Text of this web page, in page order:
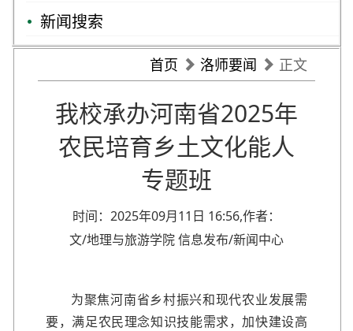
新闻搜索
首页 洛师要闻 正文
我校承办河南省2025年
农民培育乡土文化能人
专题班
时间：2025年09月11日 16:56,作者：
文/地理与旅游学院 信息发布/新闻中心
为聚焦河南省乡村振兴和现代农业发展需
要，满足农民理念知识技能需求，加快建设高